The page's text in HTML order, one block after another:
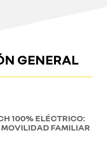
GENERAL
100% ELÉCTRICO:
FAMILIAR